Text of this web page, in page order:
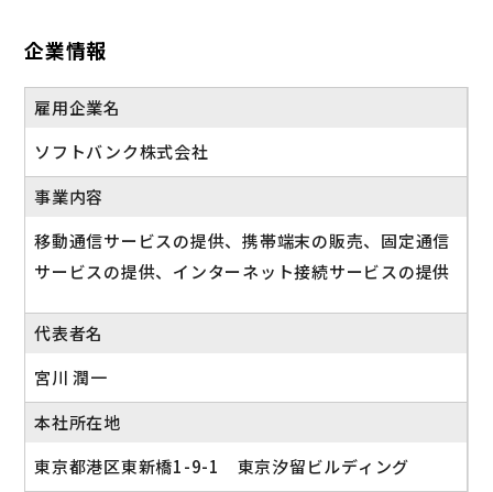
企業情報
雇用企業名
ソフトバンク株式会社
事業内容
移動通信サービスの提供、携帯端末の販売、固定通信
サービスの提供、インターネット接続サービスの提供
代表者名
宮川 潤一
本社所在地
東京都港区東新橋1-9-1 東京汐留ビルディング